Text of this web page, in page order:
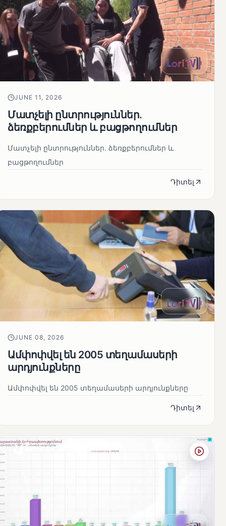
JUNE 11, 2026
Մատչելի ընտրություններ.
ձեռքբերումներ և բացթողումներ
Մատչելի ընտրություններ. ձեռքբերումներ և
բացթողումներ
Դիտել
JUNE 08, 2026
Ամփոփվել են 2005 տեղամասերի
արդյունքները
Ամփոփվել են 2005 տեղամասերի արդյունքները
Դիտել